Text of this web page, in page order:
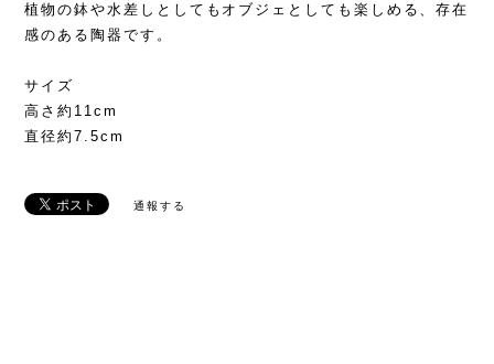
植物の鉢や水差しとしてもオブジェとしても楽しめる、存在
感のある陶器です。
サイズ
高さ約11cm
直径約7.5cm
通報する